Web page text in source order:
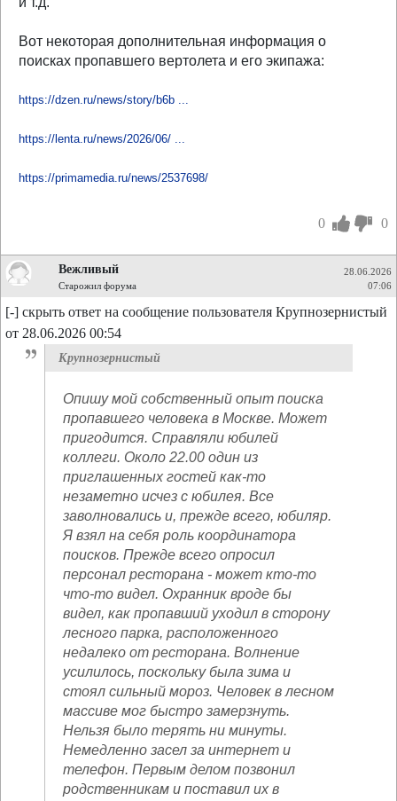
Вот некоторая дополнительная информация о
поисках пропавшего вертолета и его экипажа:
https://dzen.ru/news/story/b6b ...
https://lenta.ru/news/2026/06/ ...
https://primamedia.ru/news/2537698/
0 0
Вежливый
Старожил форума
28.06.2026
07:06
[-] скрыть ответ на сообщение пользователя Крупнозернистый
от 28.06.2026 00:54
Крупнозернистый
Опишу мой собственный опыт поиска
пропавшего человека в Москве. Может
пригодится. Справляли юбилей
коллеги. Около 22.00 один из
приглашенных гостей как-то
незаметно исчез с юбилея. Все
заволновались и, прежде всего, юбиляр.
Я взял на себя роль координатора
поисков. Прежде всего опросил
персонал ресторана - может кто-то
что-то видел. Охранник вроде бы
видел, как пропавший уходил в сторону
лесного парка, расположенного
недалеко от ресторана. Волнение
усилилось, поскольку была зима и
стоял сильный мороз. Человек в лесном
массиве мог быстро замерзнуть.
Нельзя было терять ни минуты.
Немедленно засел за интернет и
телефон. Первым делом позвонил
родственникам и поставил их в